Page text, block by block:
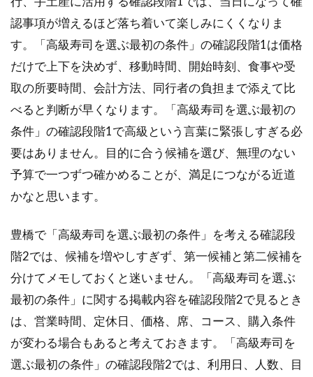
悔
し
2.1
接待
と記
の席
選び
2.2
移動
で整
える
2.3
服装
と写
真撮
影の
マナ
ー
認事項が増えるほど落ち着いて楽しみにくくなりま
す。「高級寿司を選ぶ最初の条件」の確認段階1は価格
だけで上下を決めず、移動時間、開始時刻、食事や受
取の所要時間、会計方法、同行者の負担まで添えて比
べると判断が早くなります。「高級寿司を選ぶ最初の
条件」の確認段階1で高級という言葉に緊張しすぎる必
要はありません。目的に合う候補を選び、無理のない
予算で一つずつ確かめることが、満足につながる近道
かなと思います。
豊橋で「高級寿司を選ぶ最初の条件」を考える確認段
階2では、候補を増やしすぎず、第一候補と第二候補を
分けてメモしておくと迷いません。「高級寿司を選ぶ
最初の条件」に関する掲載内容を確認段階2で見るとき
は、営業時間、定休日、価格、席、コース、購入条件
が変わる場合もあると考えておきます。「高級寿司を
選ぶ最初の条件」の確認段階2では、利用日、人数、目